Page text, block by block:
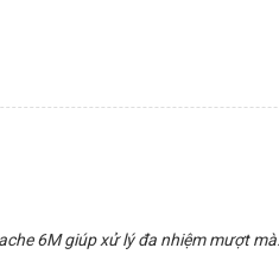
6M giúp xử lý đa nhiệm mượt